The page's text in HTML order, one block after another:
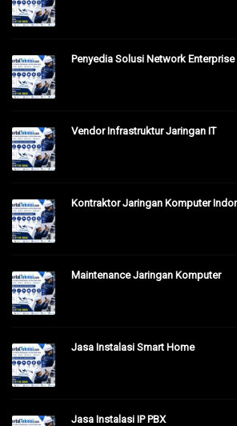
Penyedia Solusi Network Enterprise
Vendor Infrastruktur Jaringan IT
Kontraktor Jaringan Komputer
Maintenance Jaringan Komputer
Jasa Instalasi Smart Home
Jasa Instalasi IP PBX